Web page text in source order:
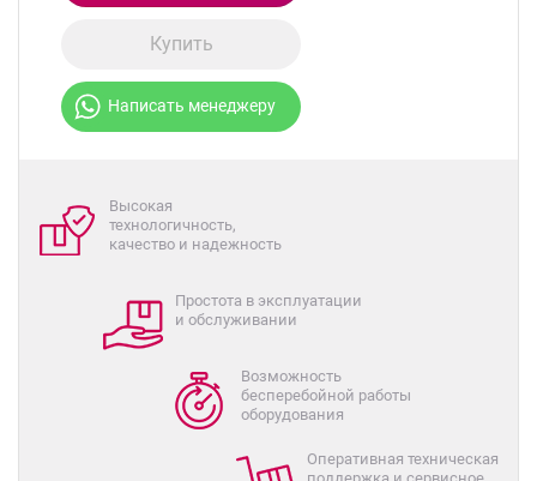
Купить
Написать менеджеру
Высокая
технологичность,
качество и надежность
Простота в эксплуатации
и обслуживании
Возможность
бесперебойной работы
оборудования
Оперативная техническая